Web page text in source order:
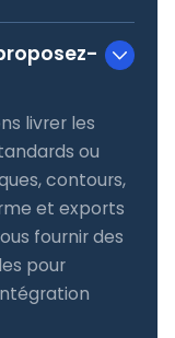
livrer les
ou
contours,
et exports
fournir des
pour